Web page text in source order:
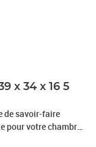
x 34 x 16 5
de savoir-faire
pour votre chambre,
objets perso.